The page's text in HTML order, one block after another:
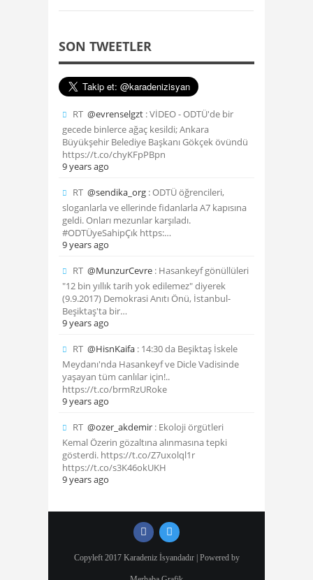
SON TWEETLER
RT @evrenselgzt : VİDEO - ODTÜ'de bir
gecede binlerce ağaç kesildi; Ankara
Büyükşehir Belediye Başkanı Gökçek övündü
https://t.co/chyKFpPBpn
9 years ago
RT @sendika_org : ODTÜ öğrencileri,
sloganlarla ve ellerinde fidanlarla A7 kapısına
geldi. Onları mezunlar karşıladı.
#ODTÜyeSahipÇık https:…
9 years ago
RT @MunzurCevre : Hasankeyf gönüllüleri
"12 bin yıllık tarih yok edilemez" diyerek
(9.9.2017) Demokrasi Anıtı Önü, İstanbul-
Beşiktaş'ta bir…
9 years ago
RT @HisnKaifa : 14:30 da Beşiktaş İskele
Meydanı'nda Hasankeyf ve Dicle Vadisinde
yaşayan tüm canlılar için!..
https://t.co/brmRzURoke
9 years ago
RT @ozer_akdemir : Ekoloji örgütleri
Kemal Özerin gözaltına alınmasına tepki
gösterdi. https://t.co/Z7uxolql1r
https://t.co/s3K46okUKH
9 years ago
Copyleft 2017 Karadeniz İsyandadır | Powered by